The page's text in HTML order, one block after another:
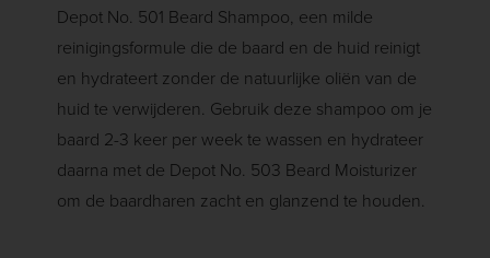
Depot No. 501 Beard Shampoo, een milde
reinigingsformule die de baard en de huid reinigt
en hydrateert zonder de natuurlijke oliën van de
huid te verwijderen. Gebruik deze shampoo om je
baard 2-3 keer per week te wassen en hydrateer
daarna met de Depot No. 503 Beard Moisturizer
om de baardharen zacht en glanzend te houden.